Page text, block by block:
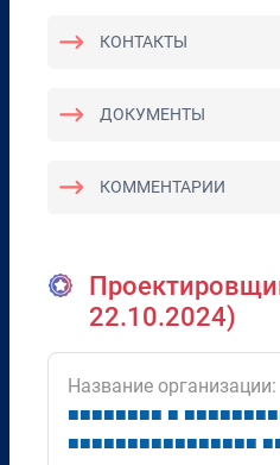
КОНТАКТЫ
ДОКУМЕНТЫ
КОММЕНТАРИИ
22.10.2024)
Название организации:
■■■■■■■■ ■ ■■■■■■■■
■■■■■■■■■■■■■■■■ ■